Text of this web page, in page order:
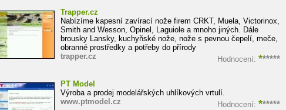
Trapper.cz
Nabízíme kapesní zavírací nože firem CRKT, Muela, Victorinox,
Smith and Wesson, Opinel, Laguiole a mnoho jiných. Dále
brousky Lansky, kuchyňské nože, nože s pevnou čepelí, meče,
obranné prostředky a potřeby do přírody
Hodnocení: ******
trapper.cz
PT Model
Výroba a prodej modelářských uhlíkových vrtulí.
Hodnocení: ******
www.ptmodel.cz